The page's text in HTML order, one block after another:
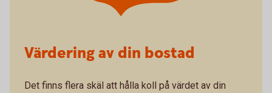
Värdering av din bostad
Det finns flera skäl att hålla koll på värdet av din